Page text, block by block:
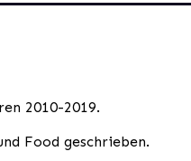
2010-2019.
Food geschrieben.